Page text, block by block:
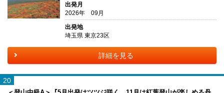
出発月
2026年 09月
出発地
埼玉県 東京23区
詳細を見る
20